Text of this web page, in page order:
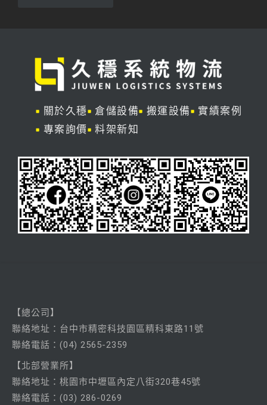
關於久穩 倉儲設備 搬運設備
實績案例
專案詢價
料架新知
【總公司】
聯絡地址：台中市精密科技園區精科東路11號
聯絡電話： (04) 2565-2359
【北部營業所】
聯絡地址：桃園市中壢區內定八街320巷45號
聯絡電話： (03) 286-0269